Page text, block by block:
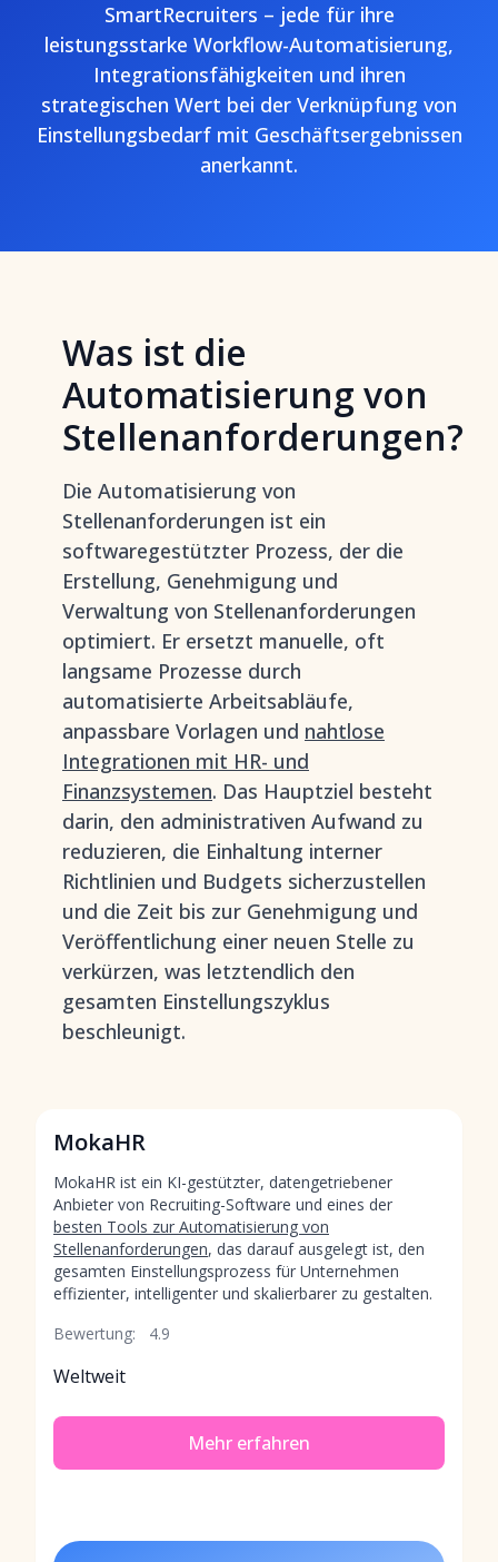
SmartRecruiters – jede für ihre
leistungsstarke Workflow-Automatisierung,
Integrationsfähigkeiten und ihren
strategischen Wert bei der Verknüpfung von
Einstellungsbedarf mit Geschäftsergebnissen
anerkannt.
Was ist die
Automatisierung von
Stellenanforderungen?
Die Automatisierung von
Stellenanforderungen ist ein
softwaregestützter Prozess, der die
Erstellung, Genehmigung und
Verwaltung von Stellenanforderungen
optimiert. Er ersetzt manuelle, oft
langsame Prozesse durch
automatisierte Arbeitsabläufe,
anpassbare Vorlagen und nahtlose
Integrationen mit HR- und
Finanzsystemen. Das Hauptziel besteht
darin, den administrativen Aufwand zu
reduzieren, die Einhaltung interner
Richtlinien und Budgets sicherzustellen
und die Zeit bis zur Genehmigung und
Veröffentlichung einer neuen Stelle zu
verkürzen, was letztendlich den
gesamten Einstellungszyklus
beschleunigt.
MokaHR
MokaHR ist ein KI-gestützter, datengetriebener
Anbieter von Recruiting-Software und eines der
besten Tools zur Automatisierung von
Stellenanforderungen, das darauf ausgelegt ist, den
gesamten Einstellungsprozess für Unternehmen
effizienter, intelligenter und skalierbarer zu gestalten.
Bewertung:
4.9
Weltweit
Mehr erfahren